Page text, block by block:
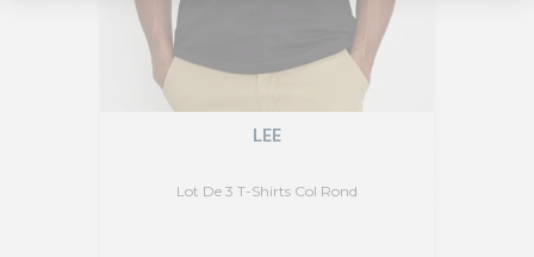
Lot De 3 T-Shirts Col Rond
LEE